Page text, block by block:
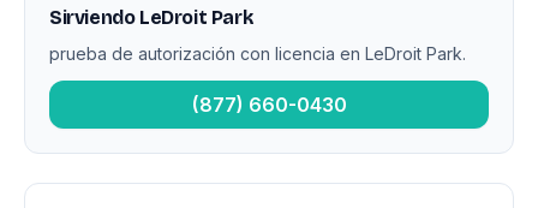
Sirviendo LeDroit Park
prueba de autorización con licencia en LeDroit Park.
(877) 660-0430